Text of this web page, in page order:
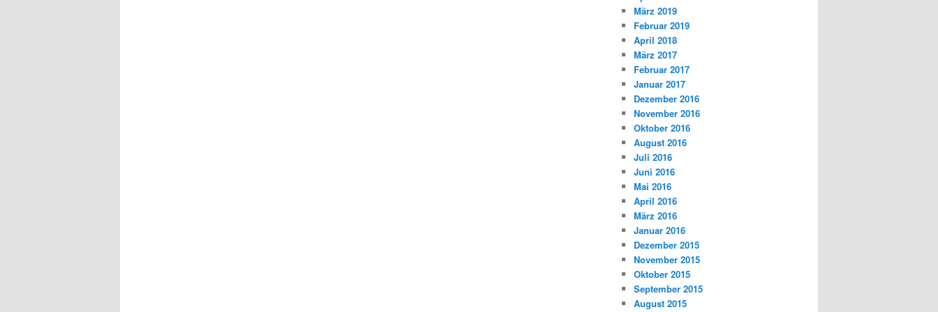
März 2019
Februar 2019
April 2018
März 2017
Februar 2017
Januar 2017
Dezember 2016
November 2016
Oktober 2016
August 2016
Juli 2016
Juni 2016
Mai 2016
April 2016
März 2016
Januar 2016
Dezember 2015
November 2015
Oktober 2015
September 2015
August 2015